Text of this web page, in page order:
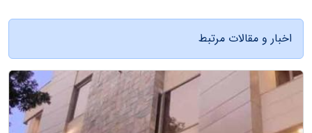
اخبار و مقالات مرتبط